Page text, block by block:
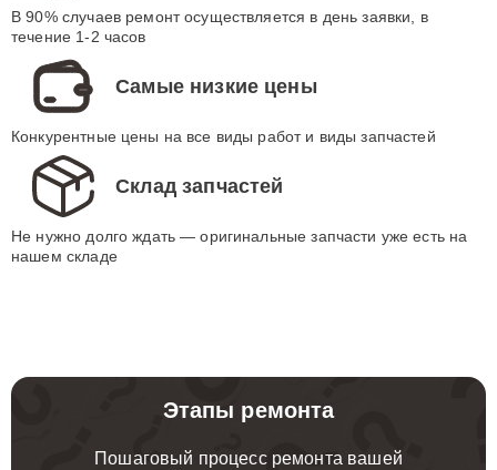
В 90% случаев ремонт осуществляется в день заявки, в
течение 1-2 часов
Самые низкие цены
Конкурентные цены на все виды работ и виды запчастей
Склад запчастей
Не нужно долго ждать — оригинальные запчасти уже есть на
нашем складе
Этапы ремонта
Пошаговый процесс ремонта вашей